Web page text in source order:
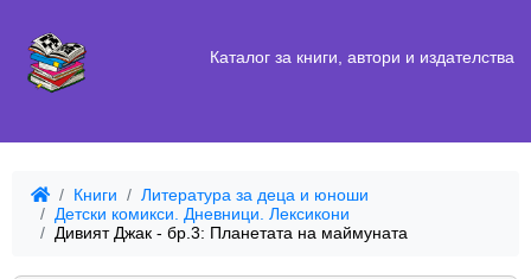
Каталог за книги, автори и издателства
Книги
Литература за деца и юноши
Детски комикси. Дневници. Лексикони
Дивият Джак - бр.3: Планетата на маймуната